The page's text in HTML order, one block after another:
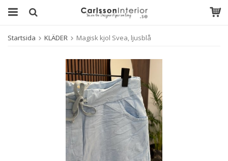
Startsida KLÄDER Magisk kjol Svea, ljusblå